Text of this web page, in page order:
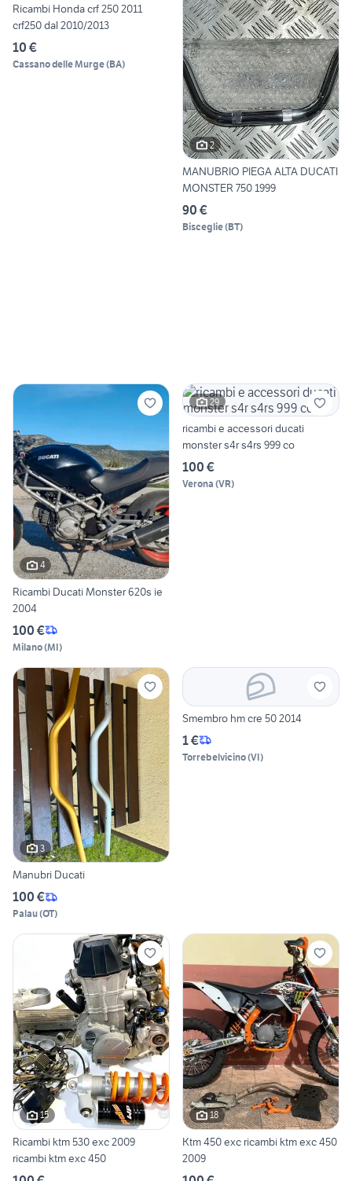
Ricambi Honda crf 250 2011
crf250 dal 2010/2013
10 €
Cassano delle Murge(BA)
2
MANUBRIO PIEGA ALTA DUCATI
MONSTER 750 1999
90 €
Bisceglie(BT)
4
Ricambi Ducati Monster 620s ie
2004
100 €
Milano(MI)
29
ricambi e accessori ducati
monster s4r s4rs 999 co
100 €
Verona (VR)
3
Manubri Ducati
100 €
Palau(OT)
Smembro hm cre 50 2014
1 €
Torrebelvicino(VI)
15
Ricambi ktm 530 exc 2009
ricambi ktm exc 450
18
Ktm 450 exc ricambi ktm exc 450
2009